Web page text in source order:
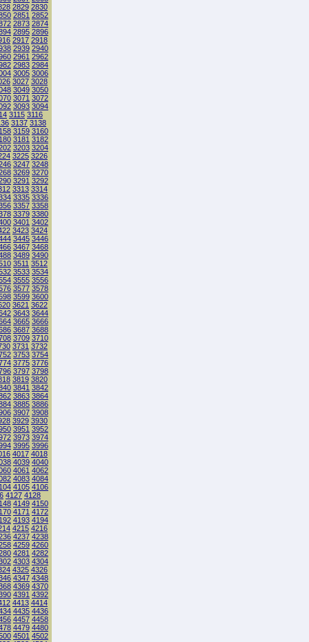
2829 2830
2851 2852
2873 2874
2895 2896
2917 2918
2939 2940
2961 2962
2983 2984
3005 3006
3027 3028
3049 3050
3071 3072
3093 3094
3115 3116
3137 3138
3159 3160
3181 3182
3203 3204
3225 3226
3247 3248
3269 3270
3291 3292
3313 3314
3335 3336
3357 3358
3379 3380
3401 3402
3423 3424
3445 3446
3467 3468
3489 3490
3511 3512
3533 3534
3555 3556
3577 3578
3599 3600
3621 3622
3643 3644
3665 3666
3687 3688
3709 3710
3731 3732
3753 3754
3775 3776
3797 3798
3819 3820
3841 3842
3863 3864
3885 3886
3907 3908
3929 3930
3951 3952
3973 3974
3995 3996
4017 4018
4039 4040
4061 4062
4083 4084
4105 4106
4127 4128
4149 4150
4171 4172
4193 4194
4215 4216
4237 4238
4259 4260
4281 4282
4303 4304
4325 4326
4347 4348
4369 4370
4391 4392
4413 4414
4435 4436
4457 4458
4479 4480
4501 4502